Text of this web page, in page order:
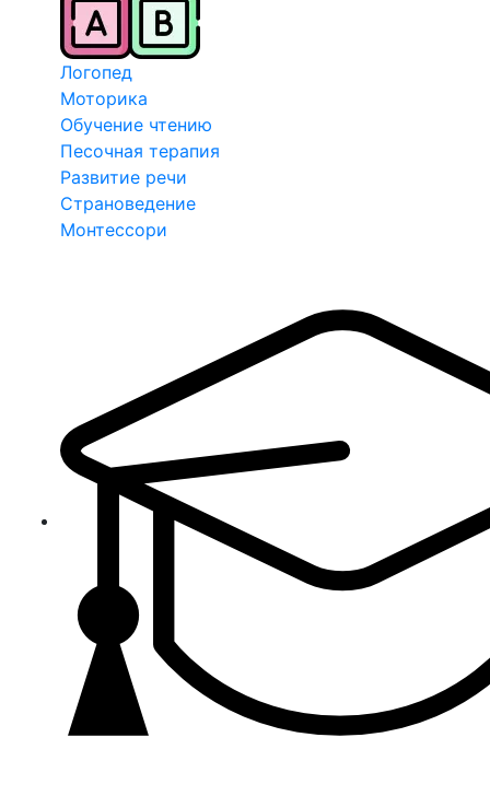
Логопед
Моторика
Обучение чтению
Песочная терапия
Развитие речи
Страноведение
Монтессори